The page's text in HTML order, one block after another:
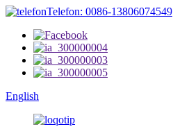
Telefon: 0086-13806074549
English